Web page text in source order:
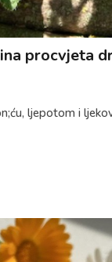
procvjeta
ljepotom i